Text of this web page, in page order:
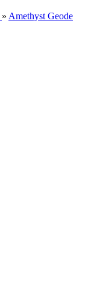
» Amethyst Geode